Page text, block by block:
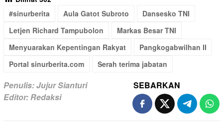
#sinurberita
Aula Gatot Subroto
Dansesko TNI
Letjen Richard Tampubolon
Markas Besar TNI
Menyuarakan Kepentingan Rakyat
Pangkogabwilhan II
Portal sinurberita.com
Serah terima jabatan
Penulis: Jujur Sianturi
Editor: Redaksi
SEBARKAN